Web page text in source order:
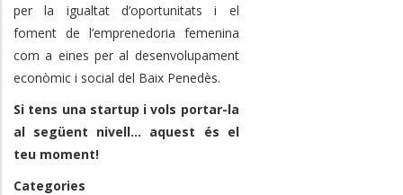
per la igualtat d’oportunitats i el
foment de l’emprenedoria femenina
com a eines per al desenvolupament
econòmic i social del Baix Penedès.
Si tens una startup i vols portar-la
al següent nivell... aquest és el
teu moment!
Categories